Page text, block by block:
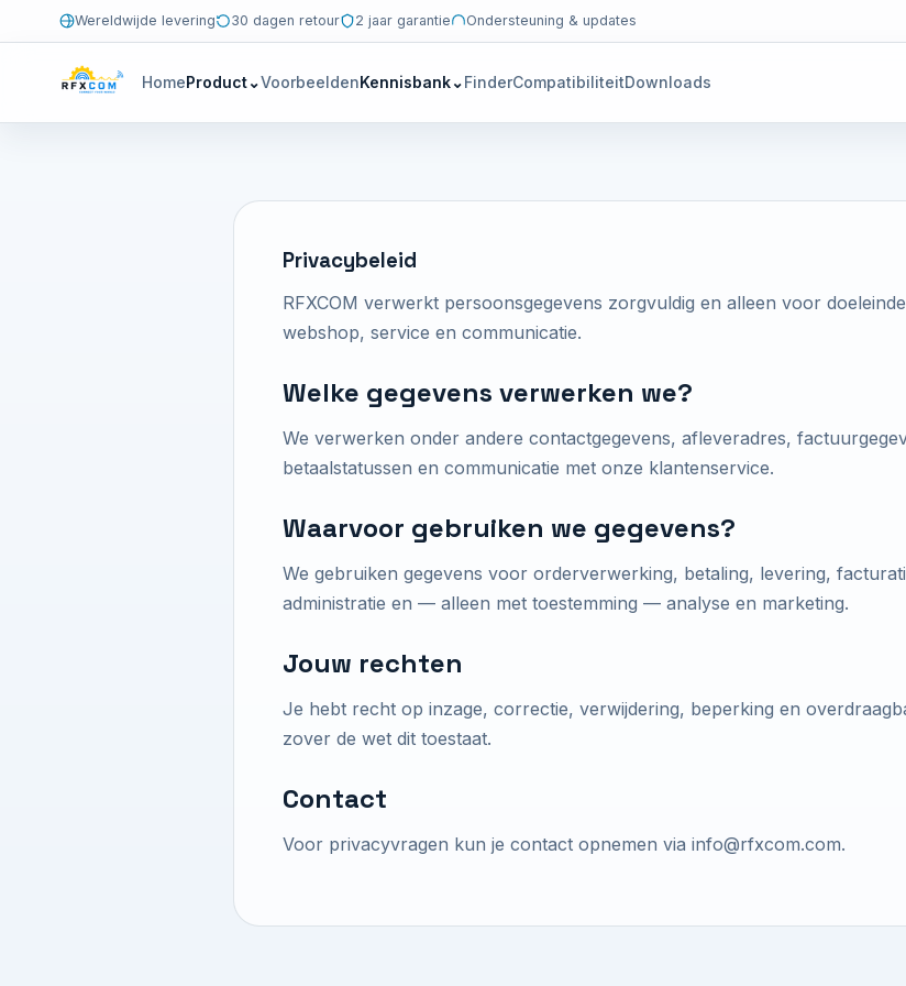
Wereldwijde levering 30 dagen retour 2 jaar garantie Ondersteuning & updates
HomeProduct⌄VoorbeeldenKennisbank⌄FinderCompatibiliteitDownloads
Privacybeleid
RFXCOM verwerkt persoonsgegevens zorgvuldig en alleen voor
webshop, service en communicatie.
Welke gegevens verwerken we?
We verwerken onder andere contactgegevens, afleveradres,
betaalstatussen en communicatie met onze klantenservice.
Waarvoor gebruiken we gegevens?
We gebruiken gegevens voor orderverwerking, betaling, levering,
administratie en — alleen met toestemming — analyse en marketing.
Jouw rechten
Je hebt recht op inzage, correctie, verwijdering, beperking en
zover de wet dit toestaat.
Contact
Voor privacyvragen kun je contact opnemen via info@rfxcom.com.